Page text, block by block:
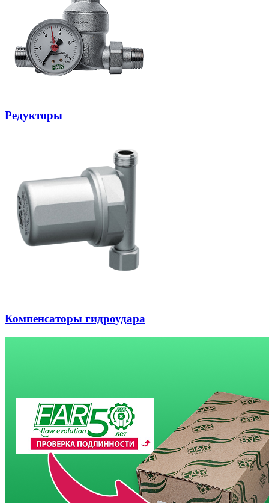
Редукторы
Компенсаторы гидроудара